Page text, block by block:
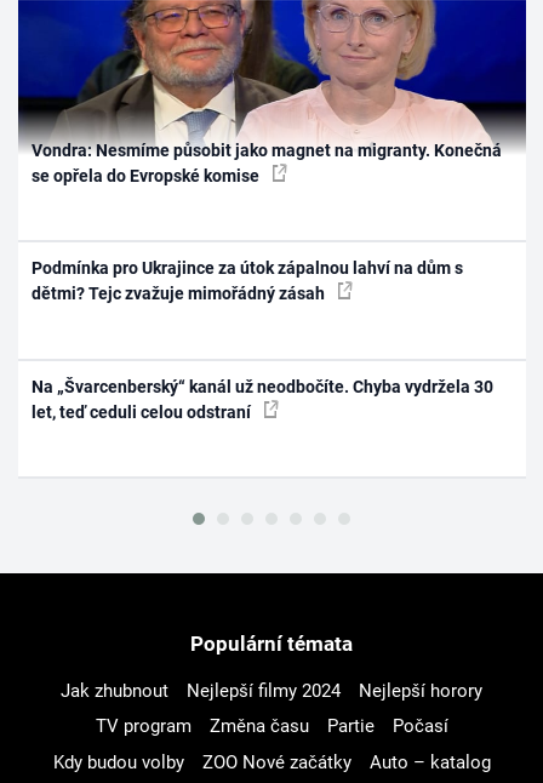
Vondra: Nesmíme působit jako magnet na migranty. Konečná
se opřela do Evropské komise
Podmínka pro Ukrajince za útok zápalnou lahví na dům s
dětmi? Tejc zvažuje mimořádný zásah
Na „Švarcenberský“ kanál už neodbočíte. Chyba vydržela 30
let, teď ceduli celou odstraní
Populární témata
Jak zhubnout Nejlepší filmy 2024
Nejlepší horory
TV program
Změna času Partie
Počasí
Kdy budou volby
ZOO Nové začátky Auto – katalog